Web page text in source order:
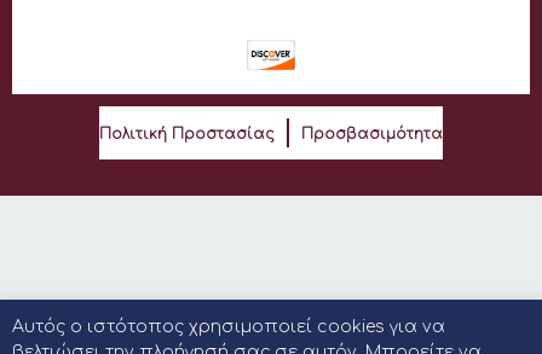
Πολιτική Προστασίας Προσβασιμότητα
Αυτός ο ιστότοπος χρησιμοποιεί cookies για να